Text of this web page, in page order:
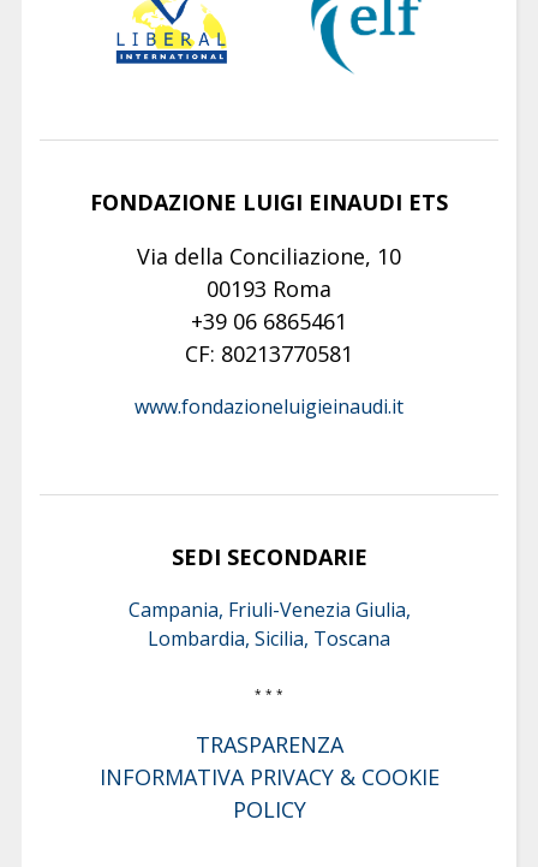
FONDAZIONE LUIGI EINAUDI ETS
Via della Conciliazione, 10
00193 Roma
+39 06 6865461
CF: 80213770581
www.fondazioneluigieinaudi.it
SEDI SECONDARIE
Campania, Friuli-Venezia Giulia,
Lombardia, Sicilia, Toscana
* * *
TRASPARENZA
INFORMATIVA PRIVACY & COOKIE
POLICY